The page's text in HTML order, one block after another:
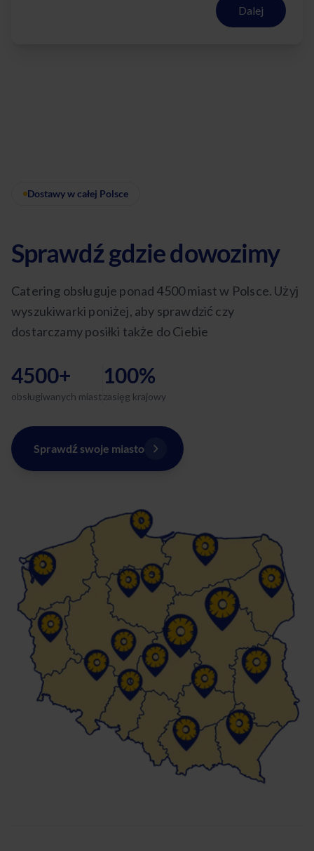
Dalej
Dostawy w całej Polsce
Sprawdź gdzie dowozimy
Catering obsługuje ponad 4500 miast w Polsce. Użyj
wyszukiwarki poniżej, aby sprawdzić czy
dostarczamy posiłki także do Ciebie
4500+
obsługiwanych miast
100%
zasięg krajowy
Sprawdź swoje miasto